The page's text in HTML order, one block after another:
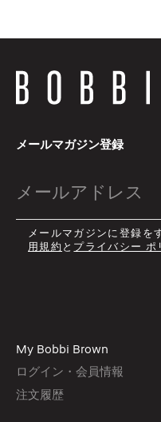
メールマガジン登録
メールマガジンに登録を
用規約 と プライバシー ポ
My Bobbi Brown
ログイン・会員情報
注文履歴